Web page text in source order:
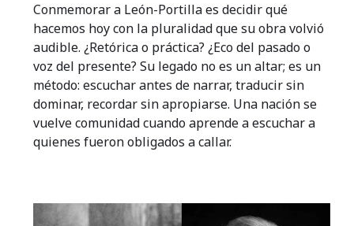
Conmemorar a León-Portilla es decidir qué
hacemos hoy con la pluralidad que su obra volvió
audible. ¿Retórica o práctica? ¿Eco del pasado o
voz del presente? Su legado no es un altar; es un
método: escuchar antes de narrar, traducir sin
dominar, recordar sin apropiarse. Una nación se
vuelve comunidad cuando aprende a escuchar a
quienes fueron obligados a callar.